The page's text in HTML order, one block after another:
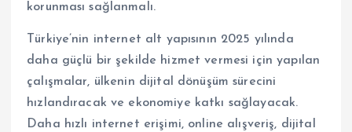
korunması sağlanmalı.
Türkiye’nin internet alt yapısının 2025 yılında
daha güçlü bir şekilde hizmet vermesi için yapılan
çalışmalar, ülkenin dijital dönüşüm sürecini
hızlandıracak ve ekonomiye katkı sağlayacak.
Daha hızlı internet erişimi, online alışveriş, dijital